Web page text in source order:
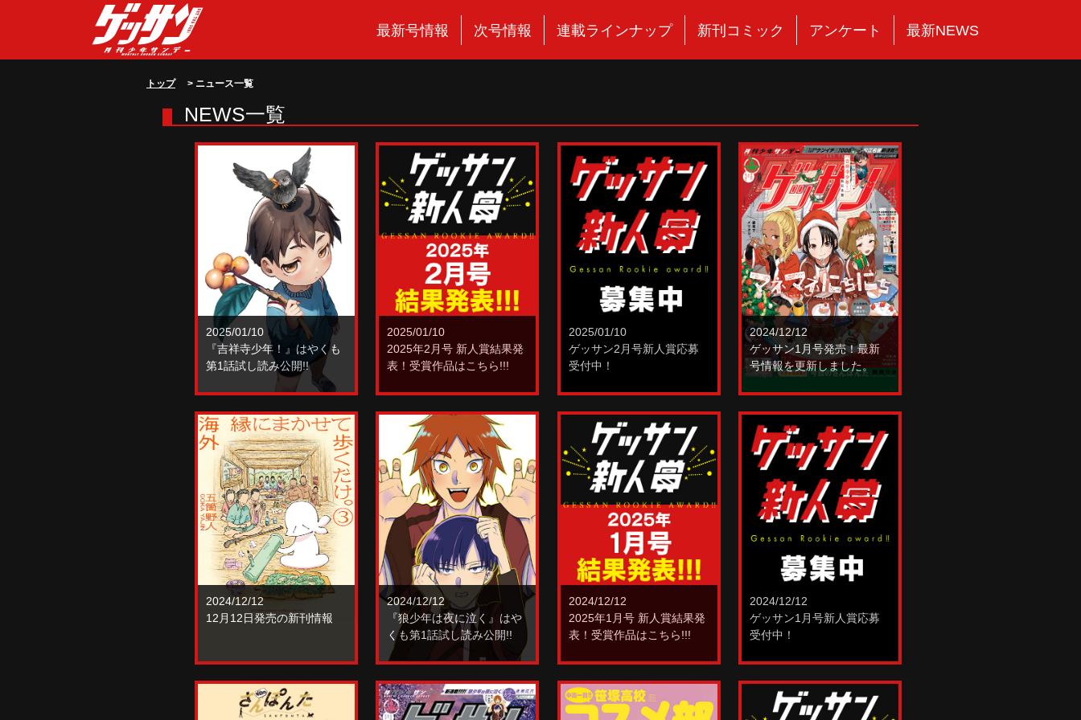
最新号情報 次号情報 連載ラインナップ 新刊コミック アンケート 最新NEWS
トップ> ニュース一覧
NEWS一覧
2025/01/10
『吉祥寺少年！』はやくも
第1話試し読み公開!!
2025/01/10
2025年2月号 新人賞結果発
表！受賞作品はこちら!!!
2025/01/10
ゲッサン2月号新人賞応募
受付中！
2024/12/12
ゲッサン1月号発売！最新
号情報を更新しました。
2024/12/12
12月12日発売の新刊情報
2024/12/12
『狼少年は夜に泣く』はや
くも第1話試し読み公開!!
2024/12/12
2025年1月号 新人賞結果発
表！受賞作品はこちら!!!
2024/12/12
ゲッサン1月号新人賞応募
受付中！